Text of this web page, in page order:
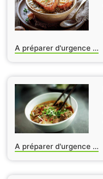
A préparer d'urgence ...
A préparer d'urgence ...